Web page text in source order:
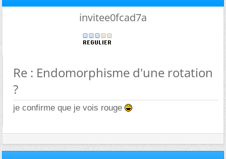
invitee0fcad7a
Re : Endomorphisme d'une rotation
?
je confirme que je vois rouge